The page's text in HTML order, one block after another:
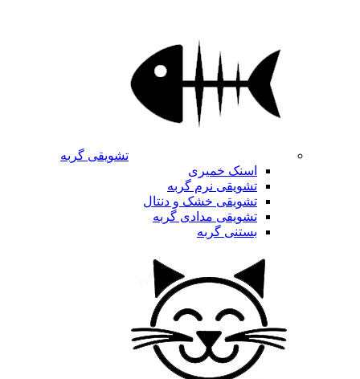
تشویقی گربه
اسنک خمیری
تشویقی نرم گربه
تشویقی خشک و دنتال
تشویقی مدادی گربه
بستنی گربه